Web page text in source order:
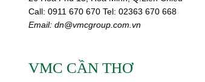
Call: 0911 670 670 Tel: 02363 670 668
Email: dn@vmcgroup.com.vn
VMC CẦN THƠ